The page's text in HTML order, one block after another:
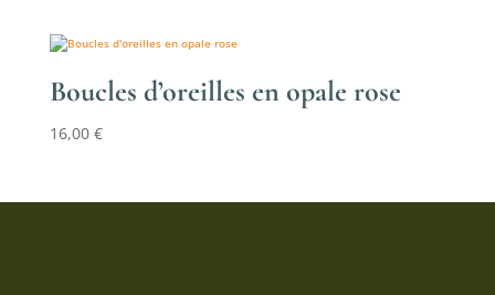
Boucles d’oreilles en opale rose
16,00 €